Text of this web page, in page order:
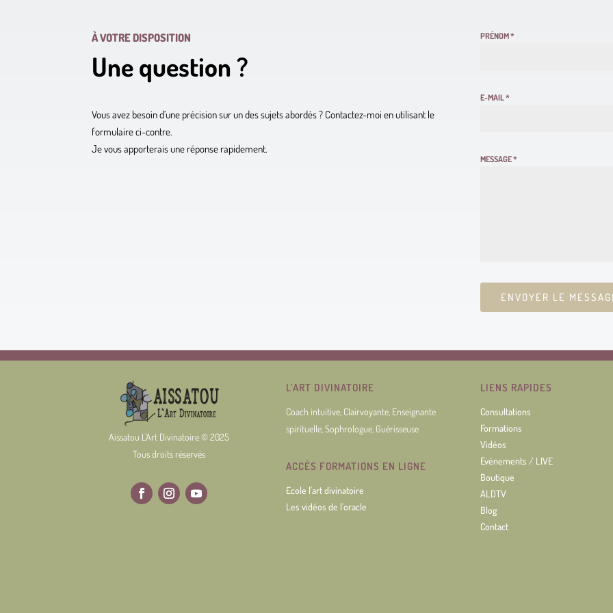
À VOTRE DISPOSITION
Une question ?
Vous avez besoin d’une précision sur un des sujets abordés ? Contactez-moi en utilisant le
formulaire ci-contre.
Je vous apporterais une réponse rapidement.
PRÉNOM*
E-MAIL*
MESSAGE*
ENVOYER LE
Aïssatou L’Art Divinatoire © 2025
Tous droits réservés
L’ART DIVINATOIRE
Coach intuitive, Clairvoyante, Enseignante
spirituelle, Sophrologue, Guérisseuse
ACCÈS FORMATIONS EN LIGNE
Ecole l'art divinatoire
Les vidéos de l'oracle
LIENS RAPIDES
Consultations
Formations
Vidéos
Evénements / LIVE
Boutique
ALDTV
Blog
Contact